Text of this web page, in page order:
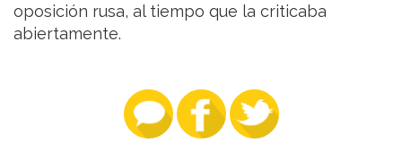
oposición rusa, al tiempo que la criticaba
abiertamente.